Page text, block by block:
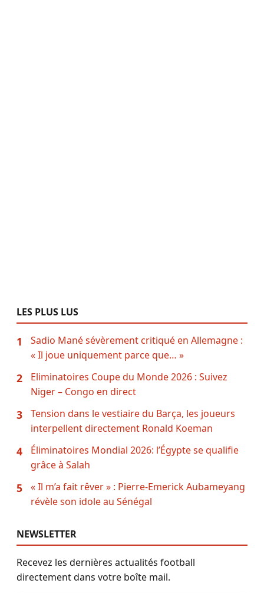
LES PLUS LUS
1
Sadio Mané sévèrement critiqué en Allemagne :
« Il joue uniquement parce que… »
2
Eliminatoires Coupe du Monde 2026 : Suivez
Niger – Congo en direct
3
Tension dans le vestiaire du Barça, les joueurs
interpellent directement Ronald Koeman
4
Éliminatoires Mondial 2026: l’Égypte se qualifie
grâce à Salah
5
« Il m’a fait rêver » : Pierre-Emerick Aubameyang
révèle son idole au Sénégal
NEWSLETTER
Recevez les dernières actualités football
directement dans votre boîte mail.